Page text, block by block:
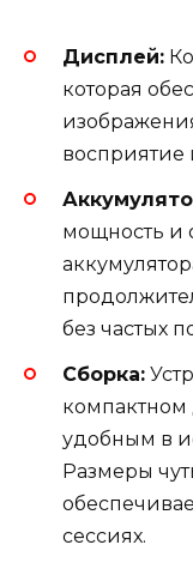
Дисплей:
которая
мощность и
без частых
Сборка:
компактном
удобным в
Размеры
сессиях.